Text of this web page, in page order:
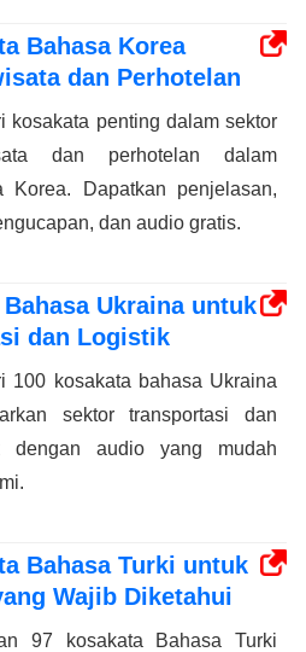
Bahasa Korea
dan Perhotelan
kosakata penting dalam sektor
dan perhotelan dalam
Korea. Dapatkan penjelasan,
dan audio gratis.
Ukraina untuk
dan Logistik
100 kosakata bahasa Ukraina
sektor transportasi dan
dengan audio yang mudah
Bahasa Turki untuk
Wajib Diketahui
97 kosakata Bahasa Turki